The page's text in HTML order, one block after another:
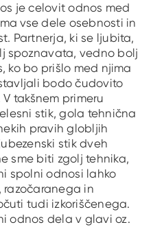
je celovit odnos med
vse dele osebnosti in
Partnerja, ki se ljubita,
spoznavata, vedno bolj
ko bo prišlo med njima
bodo čudovito
takšnem primeru
stik, gola tehnična
pravih globljih
stik dveh
sme biti zgolj tehnika,
spolni odnosi lahko
in
tudi izkoriščenega.
odnos dela v glavi oz.